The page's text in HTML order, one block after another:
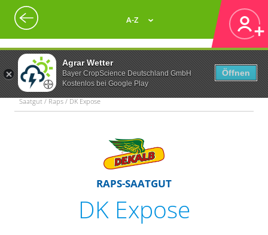
Agrar Wetter
Bayer CropScience Deutschland GmbH
Kostenlos bei Google Play
Öffnen
A-Z
Saatgut / Raps / DK Expose
RAPS-SAATGUT
DK Expose